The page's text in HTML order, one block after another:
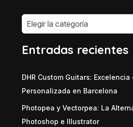
Categorías
Entradas recientes
DHR Custom Guitars:
Personalizada en Barcelona
Photopea y Vectorpea: La
Photoshop e Illustrator